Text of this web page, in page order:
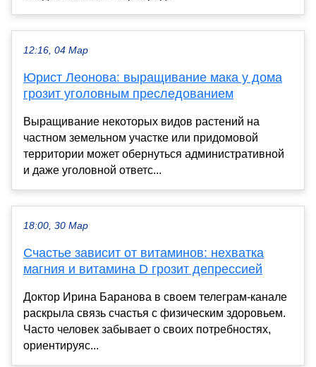
12:16, 04 Мар
Юрист Леонова: выращивание мака у дома
грозит уголовным преследованием
Выращивание некоторых видов растений на
частном земельном участке или придомовой
территории может обернуться административной
и даже уголовной ответс...
18:00, 30 Мар
Счастье зависит от витаминов: нехватка
магния и витамина D грозит депрессией
Доктор Ирина Баранова в своем телеграм-канале
раскрыла связь счастья с физическим здоровьем.
Часто человек забывает о своих потребностях,
ориентируяс...